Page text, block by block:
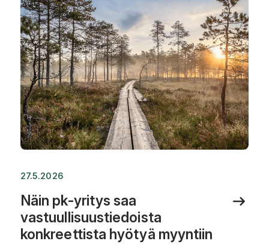
27.5.2026
Näin pk-yritys saa
vastuullisuustiedoista
konkreettista hyötyä myyntiin